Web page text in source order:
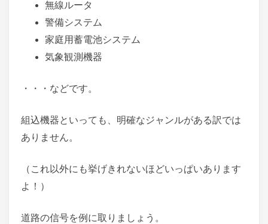
無線ルータ
警備システム
家庭用蓄電池システム
気象観測機器
・・・などです。
組込機器といっても、明確なジャンルがある訳では
ありません。
（これ以外にも挙げきれないほどいっぱいあります
よ！）
道路の信号を例に取りましょう。